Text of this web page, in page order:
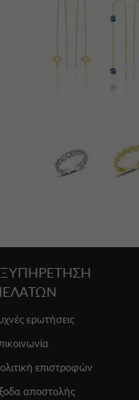
ερωτήσεις
επιστροφών
αποστολής